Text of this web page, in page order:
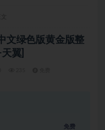
文绿色版黄金版整
翼]
免费